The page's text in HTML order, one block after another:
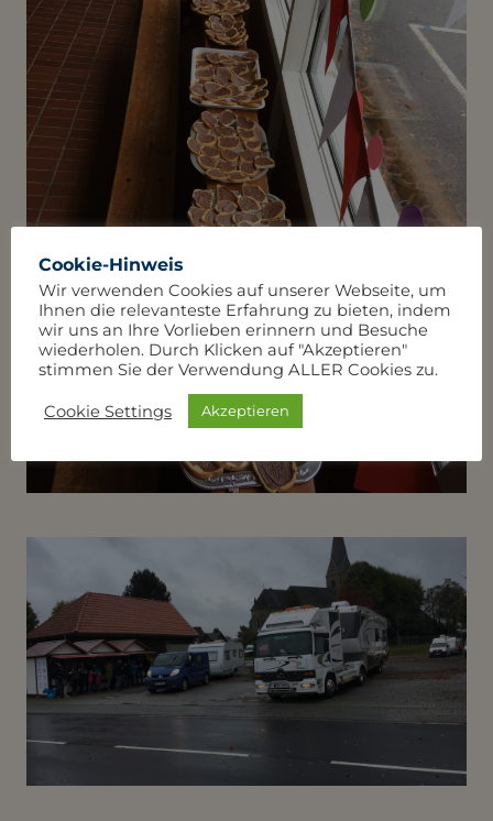
Cookie-Hinweis
Wir verwenden Cookies auf unserer Webseite, um
Ihnen die relevanteste Erfahrung zu bieten, indem
wir uns an Ihre Vorlieben erinnern und Besuche
wiederholen. Durch Klicken auf "Akzeptieren"
stimmen Sie der Verwendung ALLER Cookies zu.
Cookie Settings Akzeptieren